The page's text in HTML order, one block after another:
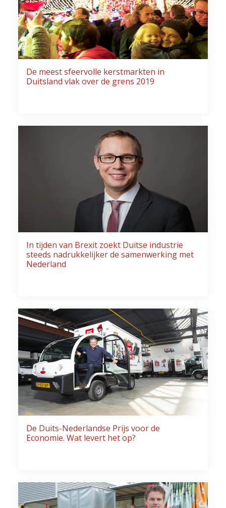
De meest sfeervolle kerstmarkten in
Duitsland vlak over de grens 2019
In tijden van Brexit zoekt Duitse industrie
steeds nadrukkelijker de samenwerking met
Nederland
De Duits-Nederlandse Prijs voor de
Economie. Wat levert het op?